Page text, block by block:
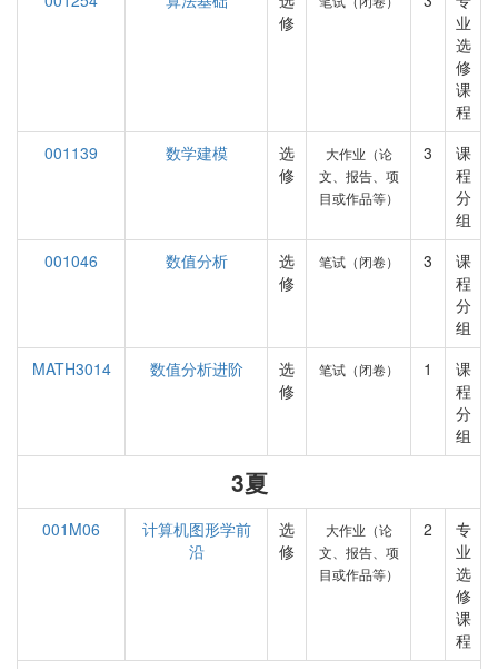
修
业
选
修
课
程
001139
数学建模
选
修
大作业（论
文、报告、项
目或作品等）
3
课
程
分
组
001046
数值分析
选
修
笔试（闭卷） 3
课
程
分
组
MATH3014
数值分析进阶
选
修
笔试（闭卷） 1
课
程
分
组
3夏
001M06
计算机图形学前
沿
选
修
大作业（论
文、报告、项
目或作品等）
2
专
业
选
修
课
程